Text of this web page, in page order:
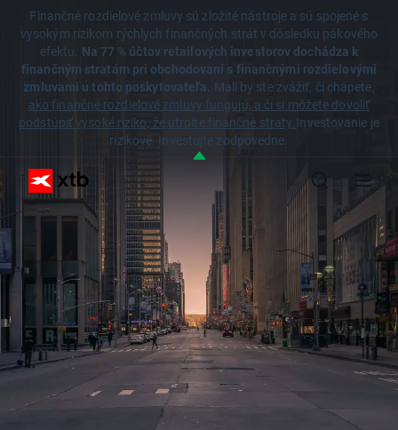
Finančné rozdielové zmluvy sú zložité nástroje a sú spojené s
vysokým rizikom rýchlych finančných strát v dôsledku pákového
efektu. Na 77 % účtov retailových investorov dochádza k
finančným stratám pri obchodovaní s finančnými rozdielovými
zmluvami u tohto poskytovateľa. Mali by ste zvážiť, či chápete,
ako finančné rozdielové zmluvy fungujú, a či si môžete dovoliť
podstúpiť vysoké riziko, že utrpíte finančné straty.Investovanie je
rizikové. Investujte zodpovedne.